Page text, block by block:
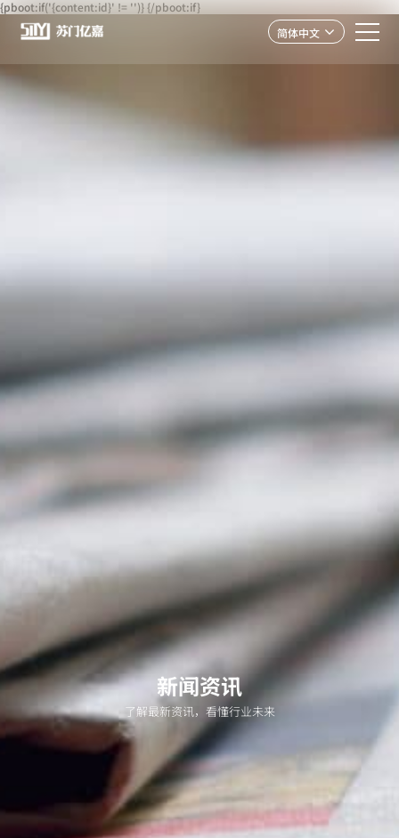
{pboot:if('{content:id}' != '')}{/pboot:if}
简体中文
新闻资讯
了解最新资讯，看懂行业未来